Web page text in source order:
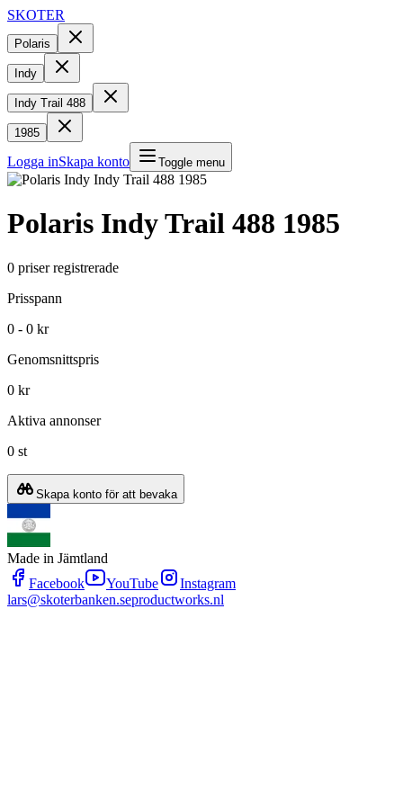
SKOTER
Polaris
Indy
Indy Trail 488
1985
Logga inSkapa konto Toggle menu
Polaris Indy Trail 488 1985
0 priser registrerade
Prisspann
0 - 0 kr
Genomsnittspris
0 kr
Aktiva annonser
0 st
Skapa konto för att bevaka
Made in Jämtland
Facebook
YouTube
Instagram
lars@skoterbanken.seproductworks.nl